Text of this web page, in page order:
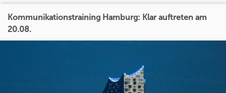
Kommunikationstraining Hamburg: Klar auftreten am
20.08.